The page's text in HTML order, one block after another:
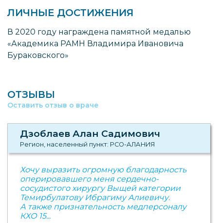
ЛИЧНЫЕ ДОСТИЖЕНИЯ
В 2020 году награждена памятной медалью
«Академика РАМН Владимира Ивановича
Бураковского»
ОТЗЫВЫ
Оставить отзыв о враче
Дзоблаев Алан Садимович
Регион, населенный пункт: РСО-АЛАНИЯ
Хочу выразить огромную благодарность
оперировавшего меня сердечно-
сосудистого хирургу Выщей категории
Темирбулатову Ибрагиму Алиевичу.
А также признательность медперсоналу
КХО 15...